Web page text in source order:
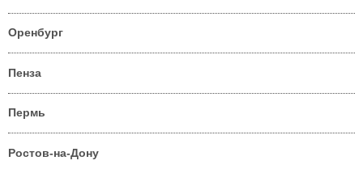
Оренбург
Пенза
Пермь
Ростов-на-Дону